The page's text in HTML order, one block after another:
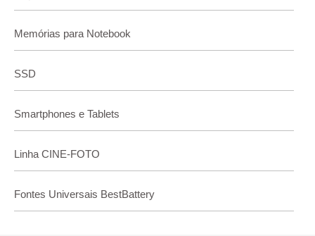
Memórias para Notebook
SSD
Smartphones e Tablets
Linha CINE-FOTO
Fontes Universais BestBattery